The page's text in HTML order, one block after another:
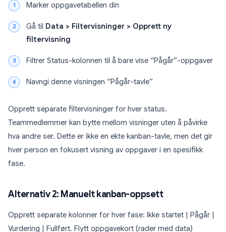
Marker oppgavetabellen din
Gå til Data > Filtervisninger > Opprett ny
filtervisning
Filtrer Status-kolonnen til å bare vise “Pågår”-oppgaver
Navngi denne visningen “Pågår-tavle”
Opprett separate filtervisninger for hver status.
Teammedlemmer kan bytte mellom visninger uten å påvirke
hva andre ser. Dette er ikke en ekte kanban-tavle, men det gir
hver person en fokusert visning av oppgaver i en spesifikk
fase.
Alternativ 2: Manuelt kanban-oppsett
Opprett separate kolonner for hver fase: Ikke startet | Pågår |
Vurdering | Fullført. Flytt oppgavekort (rader med data)